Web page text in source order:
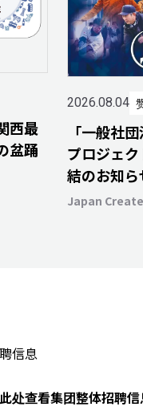
西最
盆踊
2026.08.04
「一般社
プロジェ
結のお知
ちがスポ
Japan
信息
处查看集团整体招聘